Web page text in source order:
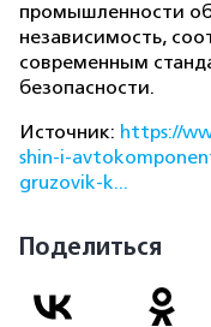
промышленности
независимость,
современным
безопасности.
Источник: https://
shin-i-
gruzovik-k...
Поделиться